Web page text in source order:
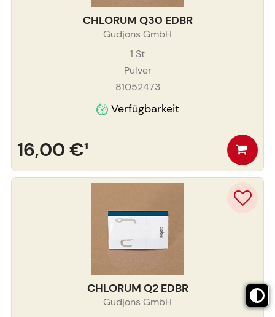
CHLORUM Q30 EDBR
Gudjons GmbH
1 St
Pulver
81052473
Verfügbarkeit
16,00 €¹
CHLORUM Q2 EDBR
Gudjons GmbH